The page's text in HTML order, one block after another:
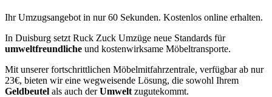
Ihr Umzugsangebot in nur 60 Sekunden. Kostenlos online erhalten.
In Duisburg setzt Ruck Zuck Umzüge neue Standards für
umweltfreundliche und kostenwirksame Möbeltransporte.
Mit unserer fortschrittlichen Möbelmitfahrzentrale, verfügbar ab nur
23€, bieten wir eine wegweisende Lösung, die sowohl Ihrem
Geldbeutel als auch derUmwelt zugutekommt.